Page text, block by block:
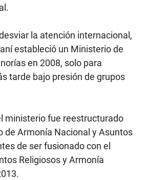
la atención internacional,
estableció un Ministerio de
en 2008, solo para
tarde bajo presión de grupos
ministerio fue reestructurado
de Armonía Nacional y Asuntos
de ser fusionado con el
Religiosos y Armonía